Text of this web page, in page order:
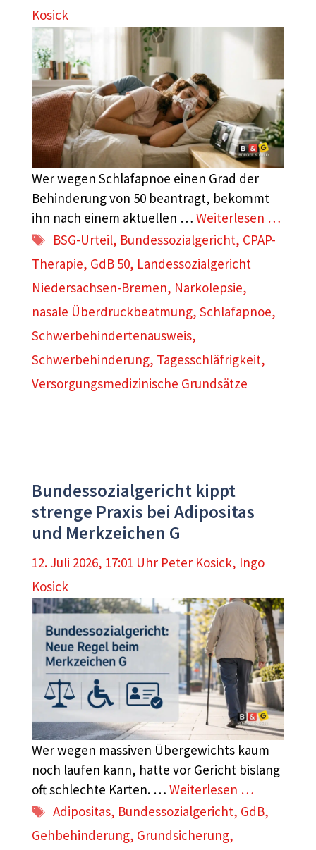
Kosick
Wer wegen Schlafapnoe einen Grad der
Behinderung von 50 beantragt, bekommt
ihn nach einem aktuellen … Weiterlesen …
Schlagwörter
BSG-Urteil, Bundessozialgericht, CPAP-
Therapie, GdB 50, Landessozialgericht
Niedersachsen-Bremen, Narkolepsie,
nasale Überdruckbeatmung, Schlafapnoe,
Schwerbehindertenausweis,
Schwerbehinderung, Tagesschläfrigkeit,
Versorgungsmedizinische Grundsätze
Bundessozialgericht kippt
strenge Praxis bei Adipositas
und Merkzeichen G
12. Juli 2026, 17:01 Uhr Peter Kosick, Ingo
Kosick
Wer wegen massiven Übergewichts kaum
noch laufen kann, hatte vor Gericht bislang
oft schlechte Karten. … Weiterlesen …
Schlagwörter
Adipositas, Bundessozialgericht, GdB,
Gehbehinderung, Grundsicherung,